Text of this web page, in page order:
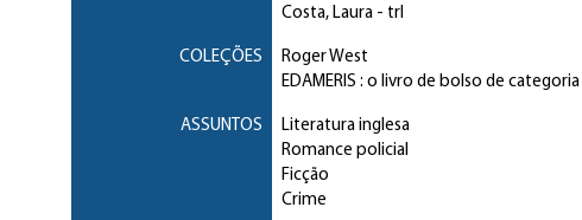
Costa, Laura- trl
COLEÇÕES
Roger West
EDAMERIS : o livro de bolso de categoria
ASSUNTOS
Literatura inglesa
Romance policial
Ficção
Crime